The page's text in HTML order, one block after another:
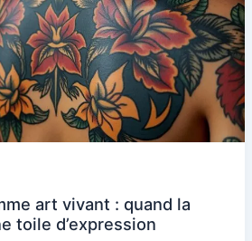
art vivant : quand la
toile d’expression